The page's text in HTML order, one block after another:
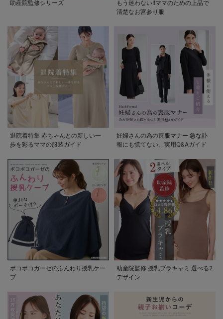
助産院監修シリーズ
もう迷わない!!ママのための上品で
清楚なお宮参り服
退院着特集 赤ちゃんとの新しい一
歩を彩るママの服装ガイド
妊婦さんの為の喪服マナー 急な訃
報にも慌てない。実用Q&Aガイド
ポコポコガーゼのふんわり授乳ケー
プ
助産院監修 授乳ブラキャミ 選べる2
デザイン